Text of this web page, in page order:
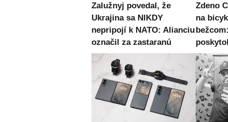
Zalužnyj povedal, že
Ukrajina sa NIKDY
nepripojí k NATO: Alianciu
označil za zastaranú
Zdeno
na